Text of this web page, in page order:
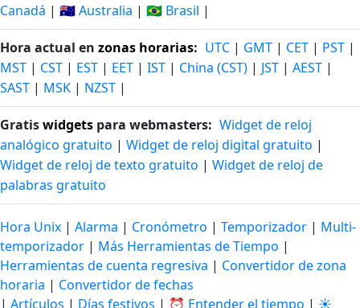
Canadá | 🇦🇺 Australia | 🇧🇷 Brasil |
Hora actual en zonas horarias: UTC | GMT | CET | PST |
MST | CST | EST | EET | IST | China (CST) | JST | AEST |
SAST | MSK | NZST |
Gratiswidgets para webmasters: Widget de reloj
analógico gratuito | Widget de reloj digital gratuito |
Widget de reloj de texto gratuito | Widget de reloj de
palabras gratuito
Hora Unix | Alarma | Cronómetro | Temporizador | Multi-
temporizador | Más Herramientas de Tiempo |
Herramientas de cuenta regresiva | Convertidor de zona
horaria | Convertidor de fechas
| Artículos | Días festivos | ⏰ Entender el tiempo | ☀️